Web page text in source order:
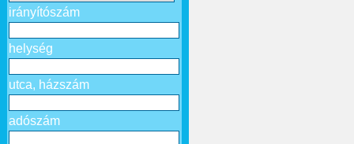
irányítószám
helység
utca, házszám
adószám